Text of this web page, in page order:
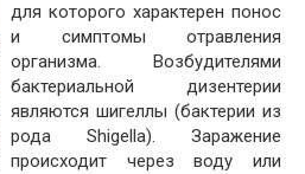
для которого характерен понос
и симптомы отравления
организма. Возбудителями
бактериальной дизентерии
являются шигеллы (бактерии из
рода Shigella). Заражение
происходит через воду или